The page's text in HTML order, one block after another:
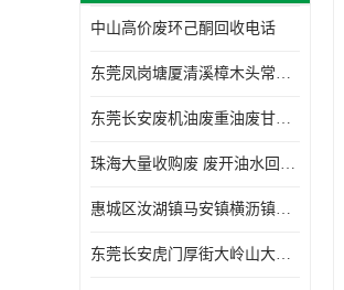
废三氯乙烯回收
废混合溶剂回收
中山高价废环己酮回收电话
东莞凤岗塘厦清溪樟木头常平废液压油 废火花机油 废 废切削油 废齿轮油 废导轨油 废螺杆油
东莞长安废机油废重油废甘油废矿物油废燃料油废废润滑油废火花机油废油废齿轮油
珠海大量收购废 废开油水回收废酒精废废乙酯胶水废洗枪水废开油水废二废三氯丁脂乙脂废甲
惠城区汝湖镇马安镇横沥镇芦洲镇 惠阳新圩镇镇镇沙田镇废机油废液压油废润滑油废废火花机油废白电油废废齿轮油废白矿油废变压器油废燃料油
东莞长安虎门厚街大岭山大量回收废开油水废洗枪水废稀释剂